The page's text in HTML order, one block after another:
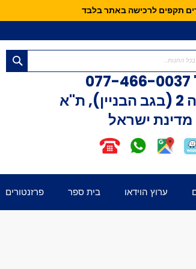
תקפים לרכישה באתר בלבד
077-466-0037
מדינת ישראל
ערוץ הוידאו בית ספר פרזנטורים